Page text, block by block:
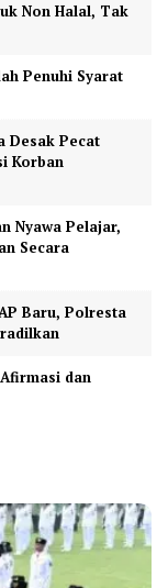
Non Halal, Tak
Penuhi Syarat
Desak Pecat
Korban
Nyawa Pelajar,
Secara
Baru, Polresta
dan